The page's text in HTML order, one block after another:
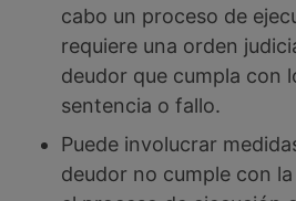
cabo un proceso de
requiere una orden
deudor que cumpla con
sentencia o fallo.
Puede involucrar
deudor no cumple con